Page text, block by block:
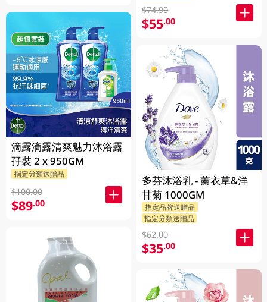
滴露滴露清爽魅力沐浴露
孖裝 2 x 950GM
指定分類送贈品
$100.00
$89.00
$74.90
$55.00
多芬沐浴乳 - 薰衣草&洋
甘菊 1000GM
指定品牌送贈品
指定分類送贈品
$62.00
$35.00